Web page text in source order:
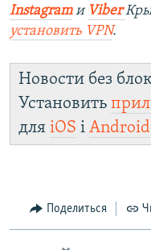
Instagramи Viber
установить VPN.
Новости без
Установить
для iOS і Android
Поделиться